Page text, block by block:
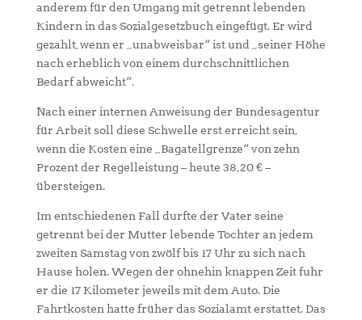
anderem für den Umgang mit getrennt lebenden
Kindern in das Sozialgesetzbuch eingefügt. Er wird
gezahlt, wenn er „unabweisbar“ ist und „seiner Höhe
nach erheblich von einem durchschnittlichen
Bedarf abweicht“.
Nach einer internen Anweisung der Bundesagentur
für Arbeit soll diese Schwelle erst erreicht sein,
wenn die Kosten eine „Bagatellgrenze“ von zehn
Prozent der Regelleistung – heute 38,20 € –
übersteigen.
Im entschiedenen Fall durfte der Vater seine
getrennt bei der Mutter lebende Tochter an jedem
zweiten Samstag von zwölf bis 17 Uhr zu sich nach
Hause holen. Wegen der ohnehin knappen Zeit fuhr
er die 17 Kilometer jeweils mit dem Auto. Die
Fahrtkosten hatte früher das Sozialamt erstattet. Das